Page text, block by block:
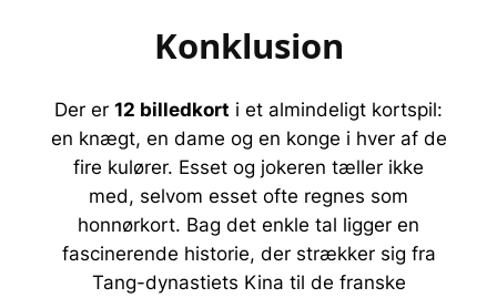
Konklusion
Der er12 billedkort i et almindeligt kortspil:
en knægt, en dame og en konge i hver af de
fire kulører. Esset og jokeren tæller ikke
med, selvom esset ofte regnes som
honnørkort. Bag det enkle tal ligger en
fascinerende historie, der strækker sig fra
Tang-dynastiets Kina til de franske